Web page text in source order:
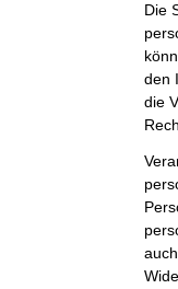
Die
den
die